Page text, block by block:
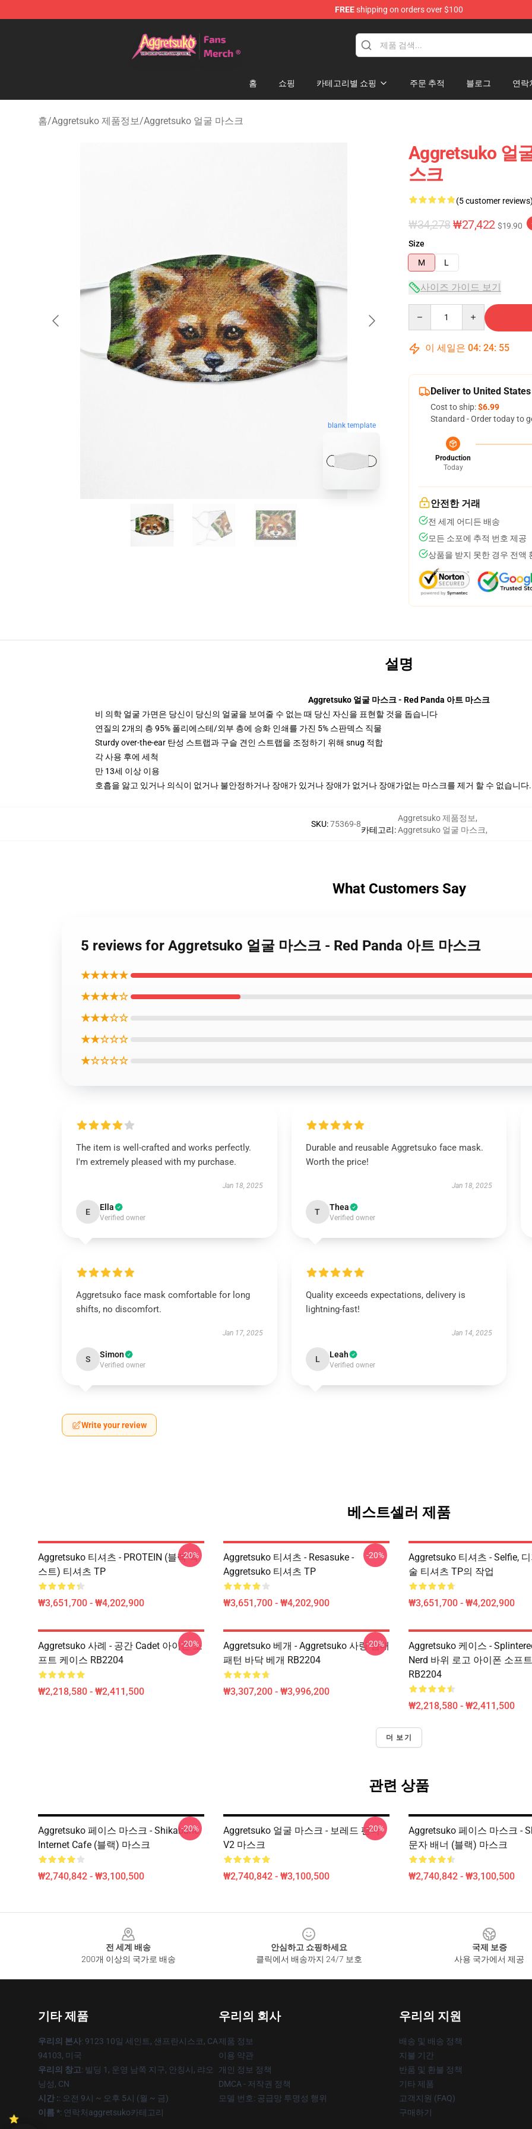
FREEshipping on orders over $100
홈 쇼핑 카테고리별 쇼핑 주문 추적 블로그 연락
홈/Aggretsuko 제품정보/Aggretsuko 얼굴 마스크
blank template
Aggretsuko 얼
스크
(5 customer
₩34,278₩27,422 $19.90
Size
M
L
사이즈 가이드 보기
이 세일은 04: 24: 54
Deliver to United States
Cost to ship:$6.99
Standard - Order today to
Production
Today
안전한 거래
전 세계 어디든 배송
모든 소포에 추적 번호 제공
상품을 받지 못한 경우 전액
설명
Aggretsuko 얼굴 마스크 - Red Panda 아트 마스크
비 의학 얼굴 가면은 당신이 당신의 얼굴을 보여줄 수 없는 때 당신 자신을 표현할 것을 돕습니다
연질의 2개의 층 95% 폴리에스테/외부 층에 승화 인쇄를 가진 5% 스판덱스 직물
Sturdy over-the-ear 탄성 스트랩과 구슬 견인 스트랩을 조정하기 위해 snug 적합
각 사용 후에 세척
만 13세 이상 이용
호흡을 앓고 있거나 의식이 없거나 불안정하거나 장애가 있거나 장애가 없거나 장애가없는 마스크를 제거 할 수 없습니다.
SKU:75369-8
카테고리:
Aggretsuko 제품정보,
Aggretsuko 얼굴 마스크,
What Customers Say
5 reviews for Aggretsuko 얼굴 마스크 - Red Panda 아트 마스크
★★★★★
★★★★☆
★★★☆☆
★★☆☆☆
★☆☆☆☆
The item is well-crafted and works perfectly.
I'm extremely pleased with my purchase.
Jan 18, 2025
E Ella
Verified owner
Durable and reusable Aggretsuko face mask.
Worth the price!
Jan 18, 2025
T Thea
Verified owner
Aggretsuko face mask comfortable for long
shifts, no discomfort.
Jan 17, 2025
S Simon
Verified owner
Quality exceeds expectations, delivery is
lightning-fast!
Jan 14, 2025
L Leah
Verified owner
Write your review
베스트셀러 제품
Aggretsuko 티셔츠 - PROTEIN (블랙 텍
스트) 티셔츠 TP
₩3,651,700 - ₩4,202,900
-20%
Aggretsuko 티셔츠 - Resasuke -
Aggretsuko 티셔츠 TP
₩3,651,700 - ₩4,202,900
-20%
Aggretsuko 티셔츠 - Selfie,
술 티셔츠 TP의 작업
₩3,651,700 - ₩4,202,900
Aggretsuko 사례 - 공간 Cadet 아이폰 소
프트 케이스 RB2204
₩2,218,580 - ₩2,411,500
-20%
Aggretsuko 베개 - Aggretsuko 사랑 침대
패턴 바닥 베개 RB2204
₩3,307,200 - ₩3,996,200
-20%
Aggretsuko 케이스 -
Nerd 바위 로고 아이폰 소프
RB2204
₩2,218,580 - ₩2,411,500
더 보기
관련 상품
Aggretsuko 페이스 마스크 - Shikabane
Internet Cafe (블랙) 마스크
₩2,740,842 - ₩3,100,500
-20%
Aggretsuko 얼굴 마스크 - 보레드 팬더
V2 마스크
₩2,740,842 - ₩3,100,500
-20%
Aggretsuko 페이스 마스크 -
문자 배너 (블랙) 마스크
₩2,740,842 - ₩3,100,500
전 세계 배송
200개 이상의 국가로 배송
안심하고 쇼핑하세요
클릭에서 배송까지 24/7 보호
국제 보증
사용 국가에서 제공
기타 제품
우리의 본사: 9123 10일 세인트, 샌프란시스코, CA
94103, 미국
우리의 창고: 빌딩 1, 운영 남쪽 지구, 안칭시, 랴오
닝성, CN
시간 :: 오전 9시 ~ 오후 5시 (월 ~ 금)
이름 *: 연락처aggretsuko카테고리
우리의 회사
제품 정보
이용 약관
개인 정보 정책
DMCA - 저작권 정책
모델 번호: 공급망 투명성 행위
우리의 지원
배송 및 배송 정책
지불 기간
반품 및 환불 정책
기타 제품
고객지원 (FAQ)
구매하기